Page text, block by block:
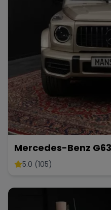
Mercedes-Benz
mieten SUV G-
5.0 (105)